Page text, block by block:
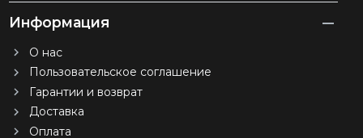
Информация
О нас
Пользовательское соглашение
Гарантии и возврат
Доставка
Оплата